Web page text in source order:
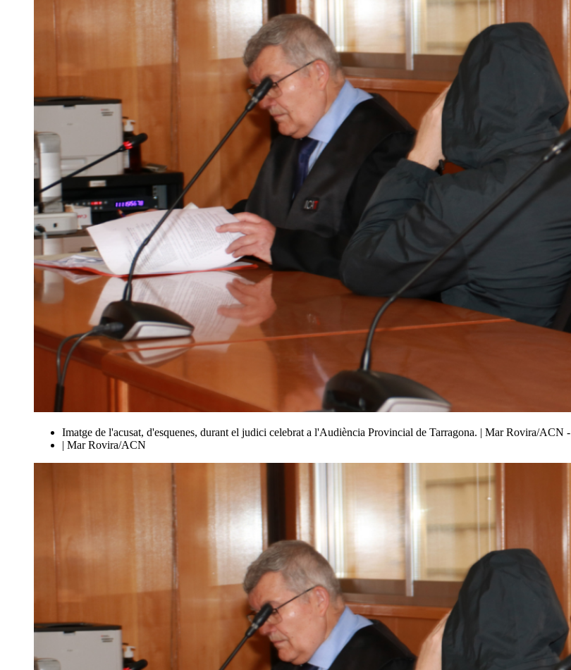
Imatge de l'acusat, d'esquenes, durant el judici celebrat a l'Audiència Provincial de Tarragona. | Mar Rovira/ACN -
| Mar Rovira/ACN